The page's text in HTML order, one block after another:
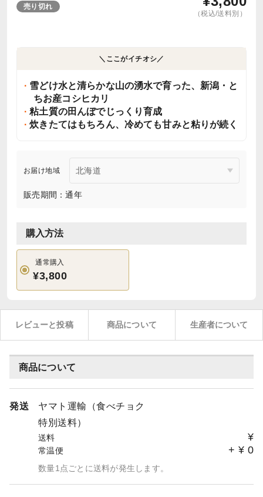
売り切れ
（税込/送料別）
＼ここがイチオシ／
雪どけ水と清らかな山の湧水で育った、新潟・と
ちお産コシヒカリ
粘土質の田んぼでじっくり育成
炊きたてはもちろん、冷めても甘みと粘りが続く
お届け地域
販売期間：通年
購入方法
通常購入
¥3,800
レビューと投稿 商品について 生産者について
商品について
発送
ヤマト運輸（食べチョク
特別送料）
送料 ¥
常温便 + ¥ 0
数量1点ごとに送料が発生します。